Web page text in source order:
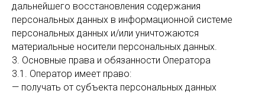
дальнейшего восстановления содержания
персональных данных в информационной системе
персональных данных и/или уничтожаются
материальные носители персональных данных.
3. Основные права и обязанности Оператора
3.1. Оператор имеет право:
— получать от субъекта персональных данных